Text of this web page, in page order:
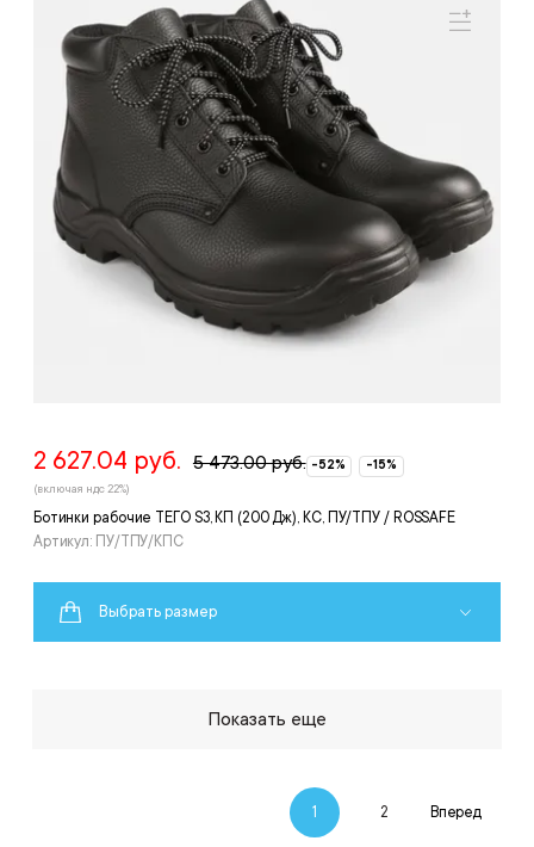
Ботинки рабочие ТЕГО S3, КП (200 Дж), КС, ПУ/ТПУ / ROSSAFE
Артикул: ПУ/ТПУ/КПС
2 627.04 руб. 5 473.00 руб. -52% -15%
(включая ндс 22%)
Выбрать размер
Показать еще
1 2 Вперед